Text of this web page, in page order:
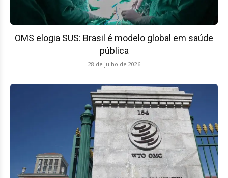
OMS elogia SUS: Brasil é modelo global em saúde
pública
28 de julho de 2026